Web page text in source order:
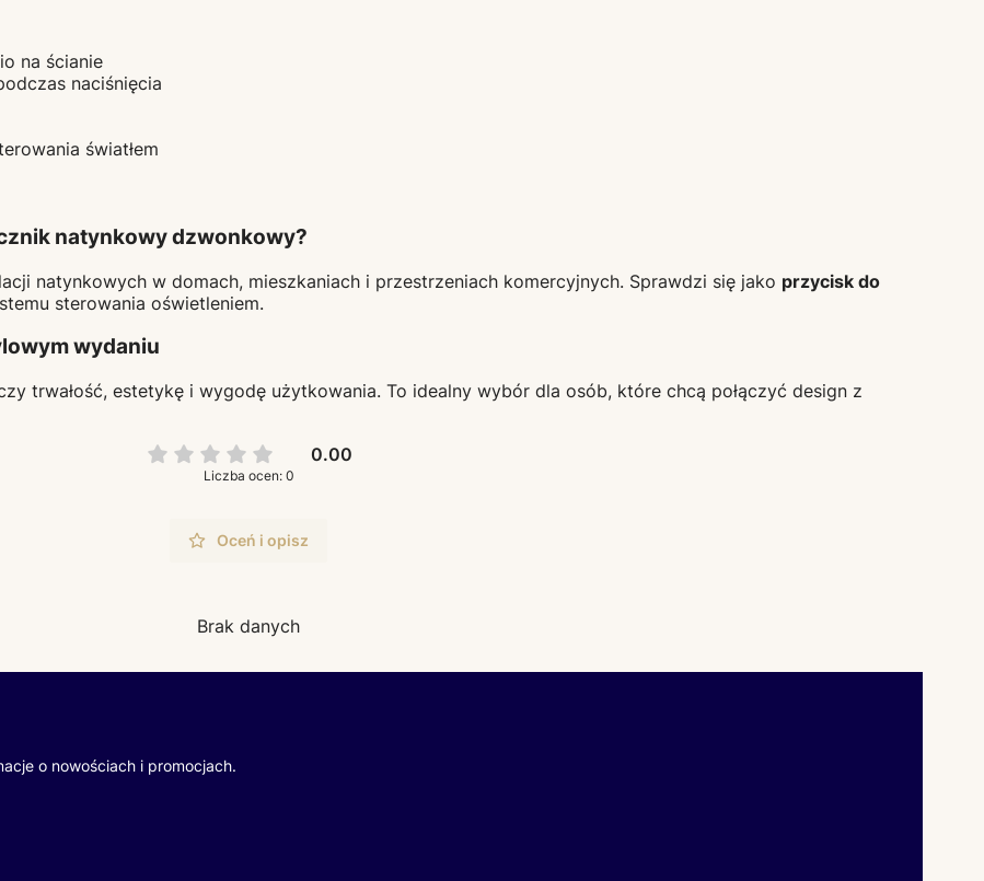
na ścianie
naciśnięcia
światłem
natynkowy dzwonkowy?
natynkowych w domach, mieszkaniach i przestrzeniach komercyjnych. Sprawdzi się jako przycisk do
sterowania oświetleniem.
wydaniu
trwałość, estetykę i wygodę użytkowania. To idealny wybór dla osób, które chcą połączyć design z
0.00
Liczba ocen: 0
Oceń i opisz
Brak danych
o nowościach i promocjach.